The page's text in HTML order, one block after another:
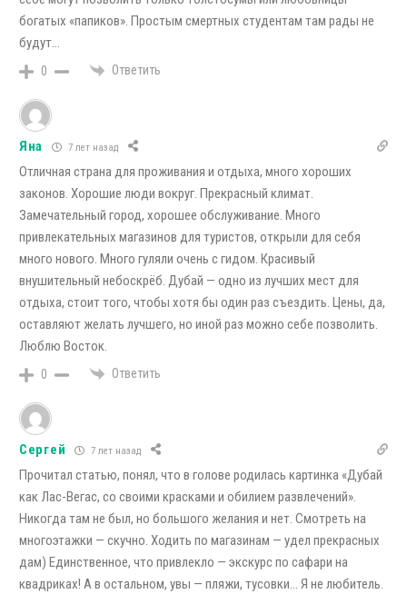
богатых «папиков». Простым смертных студентам там рады не
будут…
0 Ответить
Яна 7 лет назад
Отличная страна для проживания и отдыха, много хороших
законов. Хорошие люди вокруг. Прекрасный климат.
Замечательный город, хорошее обслуживание. Много
привлекательных магазинов для туристов, открыли для себя
много нового. Много гуляли очень с гидом. Красивый
внушительный небоскрёб. Дубай — одно из лучших мест для
отдыха, стоит того, чтобы хотя бы один раз съездить. Цены, да,
оставляют желать лучшего, но иной раз можно себе позволить.
Люблю Восток.
0 Ответить
Сергей 7 лет назад
Прочитал статью, понял, что в голове родилась картинка «Дубай
как Лас-Вегас, со своими красками и обилием развлечений».
Никогда там не был, но большого желания и нет. Смотреть на
многоэтажки — скучно. Ходить по магазинам — удел прекрасных
дам) Единственное, что привлекло — экскурс по сафари на
квадриках! А в остальном, увы — пляжи, тусовки… Я не любитель.